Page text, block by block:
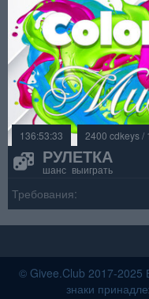
136:53:33 2400 cdkeys /
РУЛЕТКА
шанс выиграть
Требования:
© Givee.Club 2017-2025
знаки